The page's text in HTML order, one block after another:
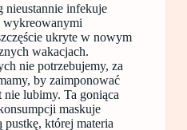
nieustannie infekuje
wykreowanymi
ukryte w nowym
wakacjach.
nie potrzebujemy, za
by zaimponować
lubimy. Ta goniąca
maskuje
pustkę, której materia